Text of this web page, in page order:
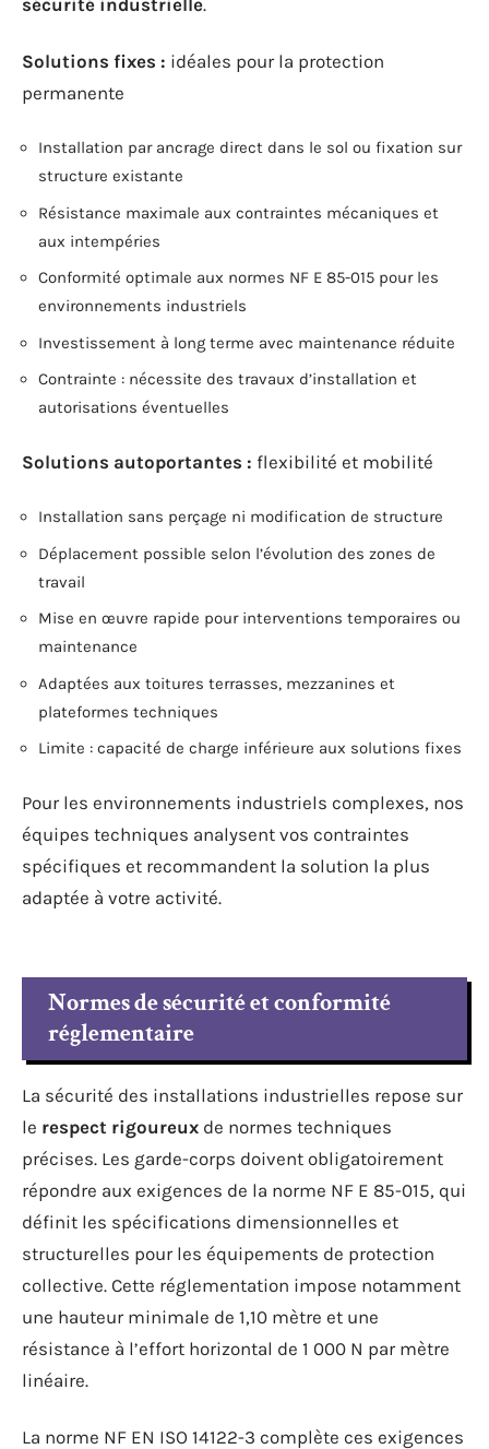
sécurité industrielle.
Solutions fixes : idéales pour la protection
permanente
Installation par ancrage direct dans le sol ou fixation sur
structure existante
Résistance maximale aux contraintes mécaniques et
aux intempéries
Conformité optimale aux normes NF E 85-015 pour les
environnements industriels
Investissement à long terme avec maintenance réduite
Contrainte : nécessite des travaux d’installation et
autorisations éventuelles
Solutions autoportantes : flexibilité et mobilité
Installation sans perçage ni modification de structure
Déplacement possible selon l’évolution des zones de
travail
Mise en œuvre rapide pour interventions temporaires ou
maintenance
Adaptées aux toitures terrasses, mezzanines et
plateformes techniques
Limite : capacité de charge inférieure aux solutions fixes
Pour les environnements industriels complexes, nos
équipes techniques analysent vos contraintes
spécifiques et recommandent la solution la plus
adaptée à votre activité.
Normes de sécurité et conformité
réglementaire
La sécurité des installations industrielles repose sur
le respect rigoureux de normes techniques
précises. Les garde-corps doivent obligatoirement
répondre aux exigences de la norme NF E 85-015, qui
définit les spécifications dimensionnelles et
structurelles pour les équipements de protection
collective. Cette réglementation impose notamment
une hauteur minimale de 1,10 mètre et une
résistance à l’effort horizontal de 1 000 N par mètre
linéaire.
La norme NF EN ISO 14122-3 complète ces exigences